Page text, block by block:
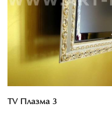
Смотреть
TV Плазма 3